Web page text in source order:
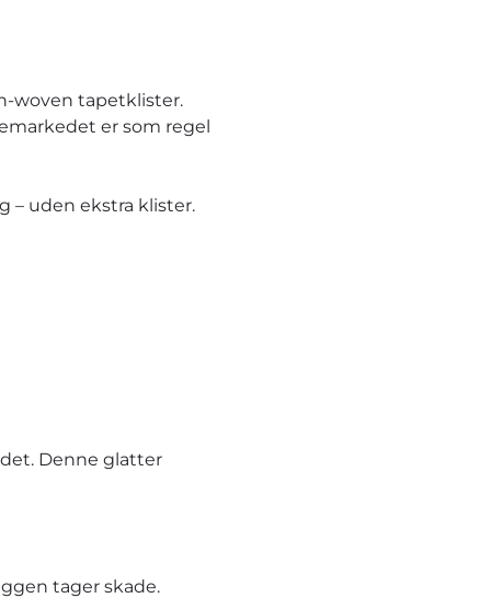
woven tapetklister.
er som regel
– uden ekstra klister.
Denne glatter
tager skade.